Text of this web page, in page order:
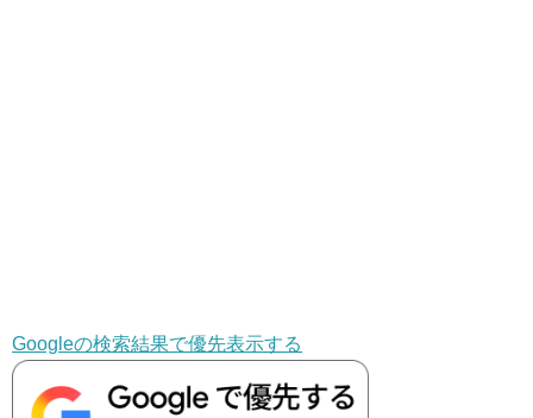
Googleの検索結果で優先表示する